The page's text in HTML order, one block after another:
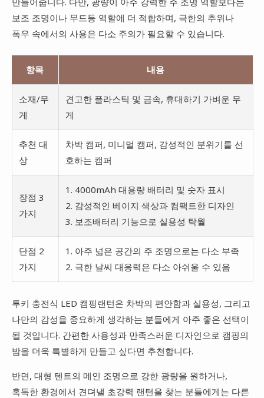
보조 조명이나 무드등 역할에 더 적합하며, 극한의 추위나
폭우 속에서의 사용은 다소 주의가 필요할 수 있습니다.
항목 내용
소재/무
게
견고한 플라스틱 및 금속, 휴대하기 가벼운 무
게
추천 대
상
차박 캠퍼, 미니멀 캠퍼, 감성적인 분위기를 선
호하는 캠퍼
장점 3
가지
1. 4000mAh 대용량 배터리 및 숫자 표시
2. 감성적인 베이지 색상과 컴팩트한 디자인
3. 보조배터리 기능으로 실용성 탁월
단점 2
가지
1. 아주 넓은 공간의 주 조명으로는 다소 부족
2. 극한 날씨 대응력은 다소 아쉬울 수 있음
투키 충전식 LED 캠핑랜턴은 차박의 편안함과 실용성, 그리고
나만의 감성을 중요하게 생각하는 분들에게 아주 좋은 선택이
될 것입니다. 간편한 사용성과 만족스러운 디자인으로 캠핑의
밤을 더욱 특별하게 만들고 싶다면 추천합니다.
반면, 대형 텐트의 메인 조명으로 강한 광량을 원하거나,
혹독한 환경에서 견뎌낼 초강력 랜턴을 찾는 분들에게는 다른